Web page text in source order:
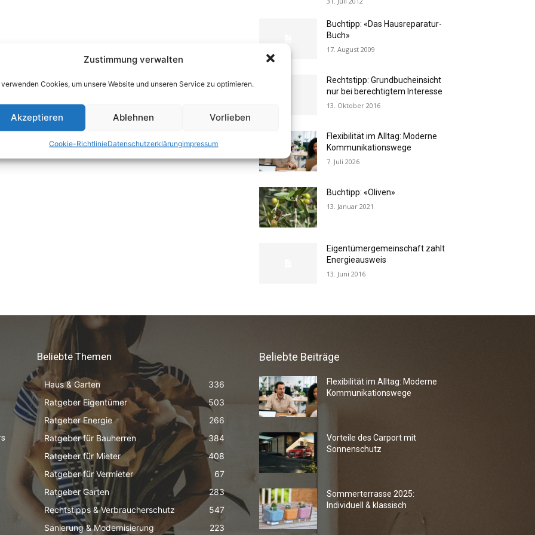
Zustimmung verwalten
verwenden Cookies, um unsere Website und unseren Service zu optimieren.
Akzeptieren Ablehnen Vorlieben
Cookie-RichtlinieDatenschutzerklärungimpressum
Buchtipp: «Das Hausreparatur-
Buch»
17. August 2009
Rechtstipp: Grundbucheinsicht
nur bei berechtigtem Interesse
13. Oktober 2016
Flexibilität im Alltag: Moderne
Kommunikationswege
7. Juli 2026
Buchtipp: «Oliven»
13. Januar 2021
Eigentümergemeinschaft zahlt
Energieausweis
13. Juni 2016
Beliebte Themen
Haus & Garten
336
Ratgeber Eigentümer
503
Ratgeber Energie
266
Ratgeber für Bauherren
384
Ratgeber für Mieter
408
Ratgeber für Vermieter
67
Ratgeber Garten
283
Rechtstipps & Verbraucherschutz
547
Sanierung & Modernisierung
223
Beliebte Beiträge
Flexibilität im Alltag: Moderne
Kommunikationswege
Vorteile des Carport mit
Sonnenschutz
Sommerterrasse 2025:
Individuell & klassisch